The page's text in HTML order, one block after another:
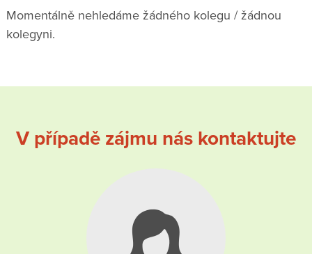
Momentálně nehledáme žádného kolegu / žádnou
kolegyni.
V případě zájmu nás kontaktujte